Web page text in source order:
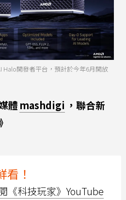
Halo開發者平台，預計於今年6月開放
體 mashdigi ，聯合新
看！
《科技玩家》YouTube